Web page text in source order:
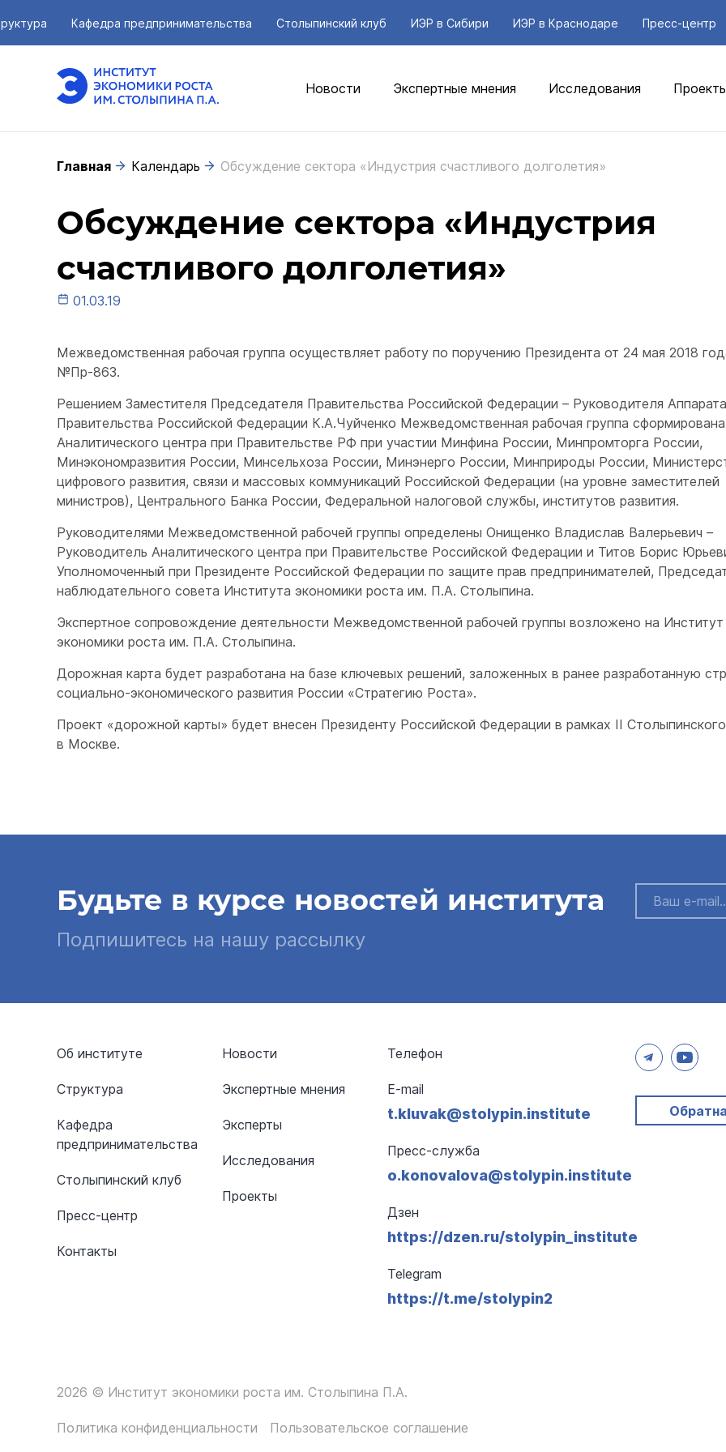
Кафедра предпринимательства Столыпинский клуб ИЭР в Сибири ИЭР в Краснодаре Пресс-центр
Новости Экспертные мнения Исследования
Главная Календарь Обсуждение сектора «Индустрия счастливого долголетия»
Обсуждение сектора «Индустрия
счастливого долголетия»
01.03.19
Межведомственная рабочая группа осуществляет работу по поручению Президента от 24 мая 2018
№Пр-863.
Решением Заместителя Председателя Правительства Российской Федерации – Руководителя Аппарата
Правительства Российской Федерации К.А.Чуйченко Межведомственная рабочая группа
Аналитического центра при Правительстве РФ при участии Минфина России, Минпромторга России,
Минэкономразвития России, Минсельхоза России, Минэнерго России, Минприроды России,
цифрового развития, связи и массовых коммуникаций Российской Федерации (на уровне заместителей
министров), Центрального Банка России, Федеральной налоговой службы, институтов развития.
Руководителями Межведомственной рабочей группы определены Онищенко Владислав Валерьевич –
Руководитель Аналитического центра при Правительстве Российской Федерации и Титов Борис
Уполномоченный при Президенте Российской Федерации по защите прав предпринимателей,
наблюдательного совета Института экономики роста им. П.А. Столыпина.
Экспертное сопровождение деятельности Межведомственной рабочей группы возложено на Институт
экономики роста им. П.А. Столыпина.
Дорожная карта будет разработана на базе ключевых решений, заложенных в ранее разработанную
социально-экономического развития России «Стратегию Роста».
Проект «дорожной карты» будет внесен Президенту Российской Федерации в рамках II
в Москве.
Будьте в курсе новостей института
Подпишитесь на нашу рассылку
Об институте
Структура
Кафедра
предпринимательства
Столыпинский клуб
Пресс-центр
Контакты
Новости
Экспертные мнения
Эксперты
Исследования
Проекты
Телефон
E-mail
t.kluvak@stolypin.institute
Пресс-служба
o.konovalova@stolypin.institute
Дзен
https://dzen.ru/stolypin_institute
Telegram
https://t.me/stolypin2
2026 © Институт экономики роста им. Столыпина П.А.
Политика конфиденциальности Пользовательское соглашение